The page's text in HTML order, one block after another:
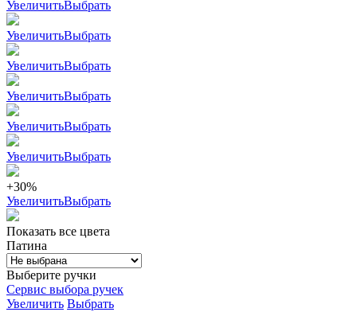
УвеличитьВыбрать
УвеличитьВыбрать
УвеличитьВыбрать
УвеличитьВыбрать
УвеличитьВыбрать
УвеличитьВыбрать
+30%
УвеличитьВыбрать
Показать все цвета
Патина
Выберите ручки
Сервис выбора ручек
Увеличить Выбрать